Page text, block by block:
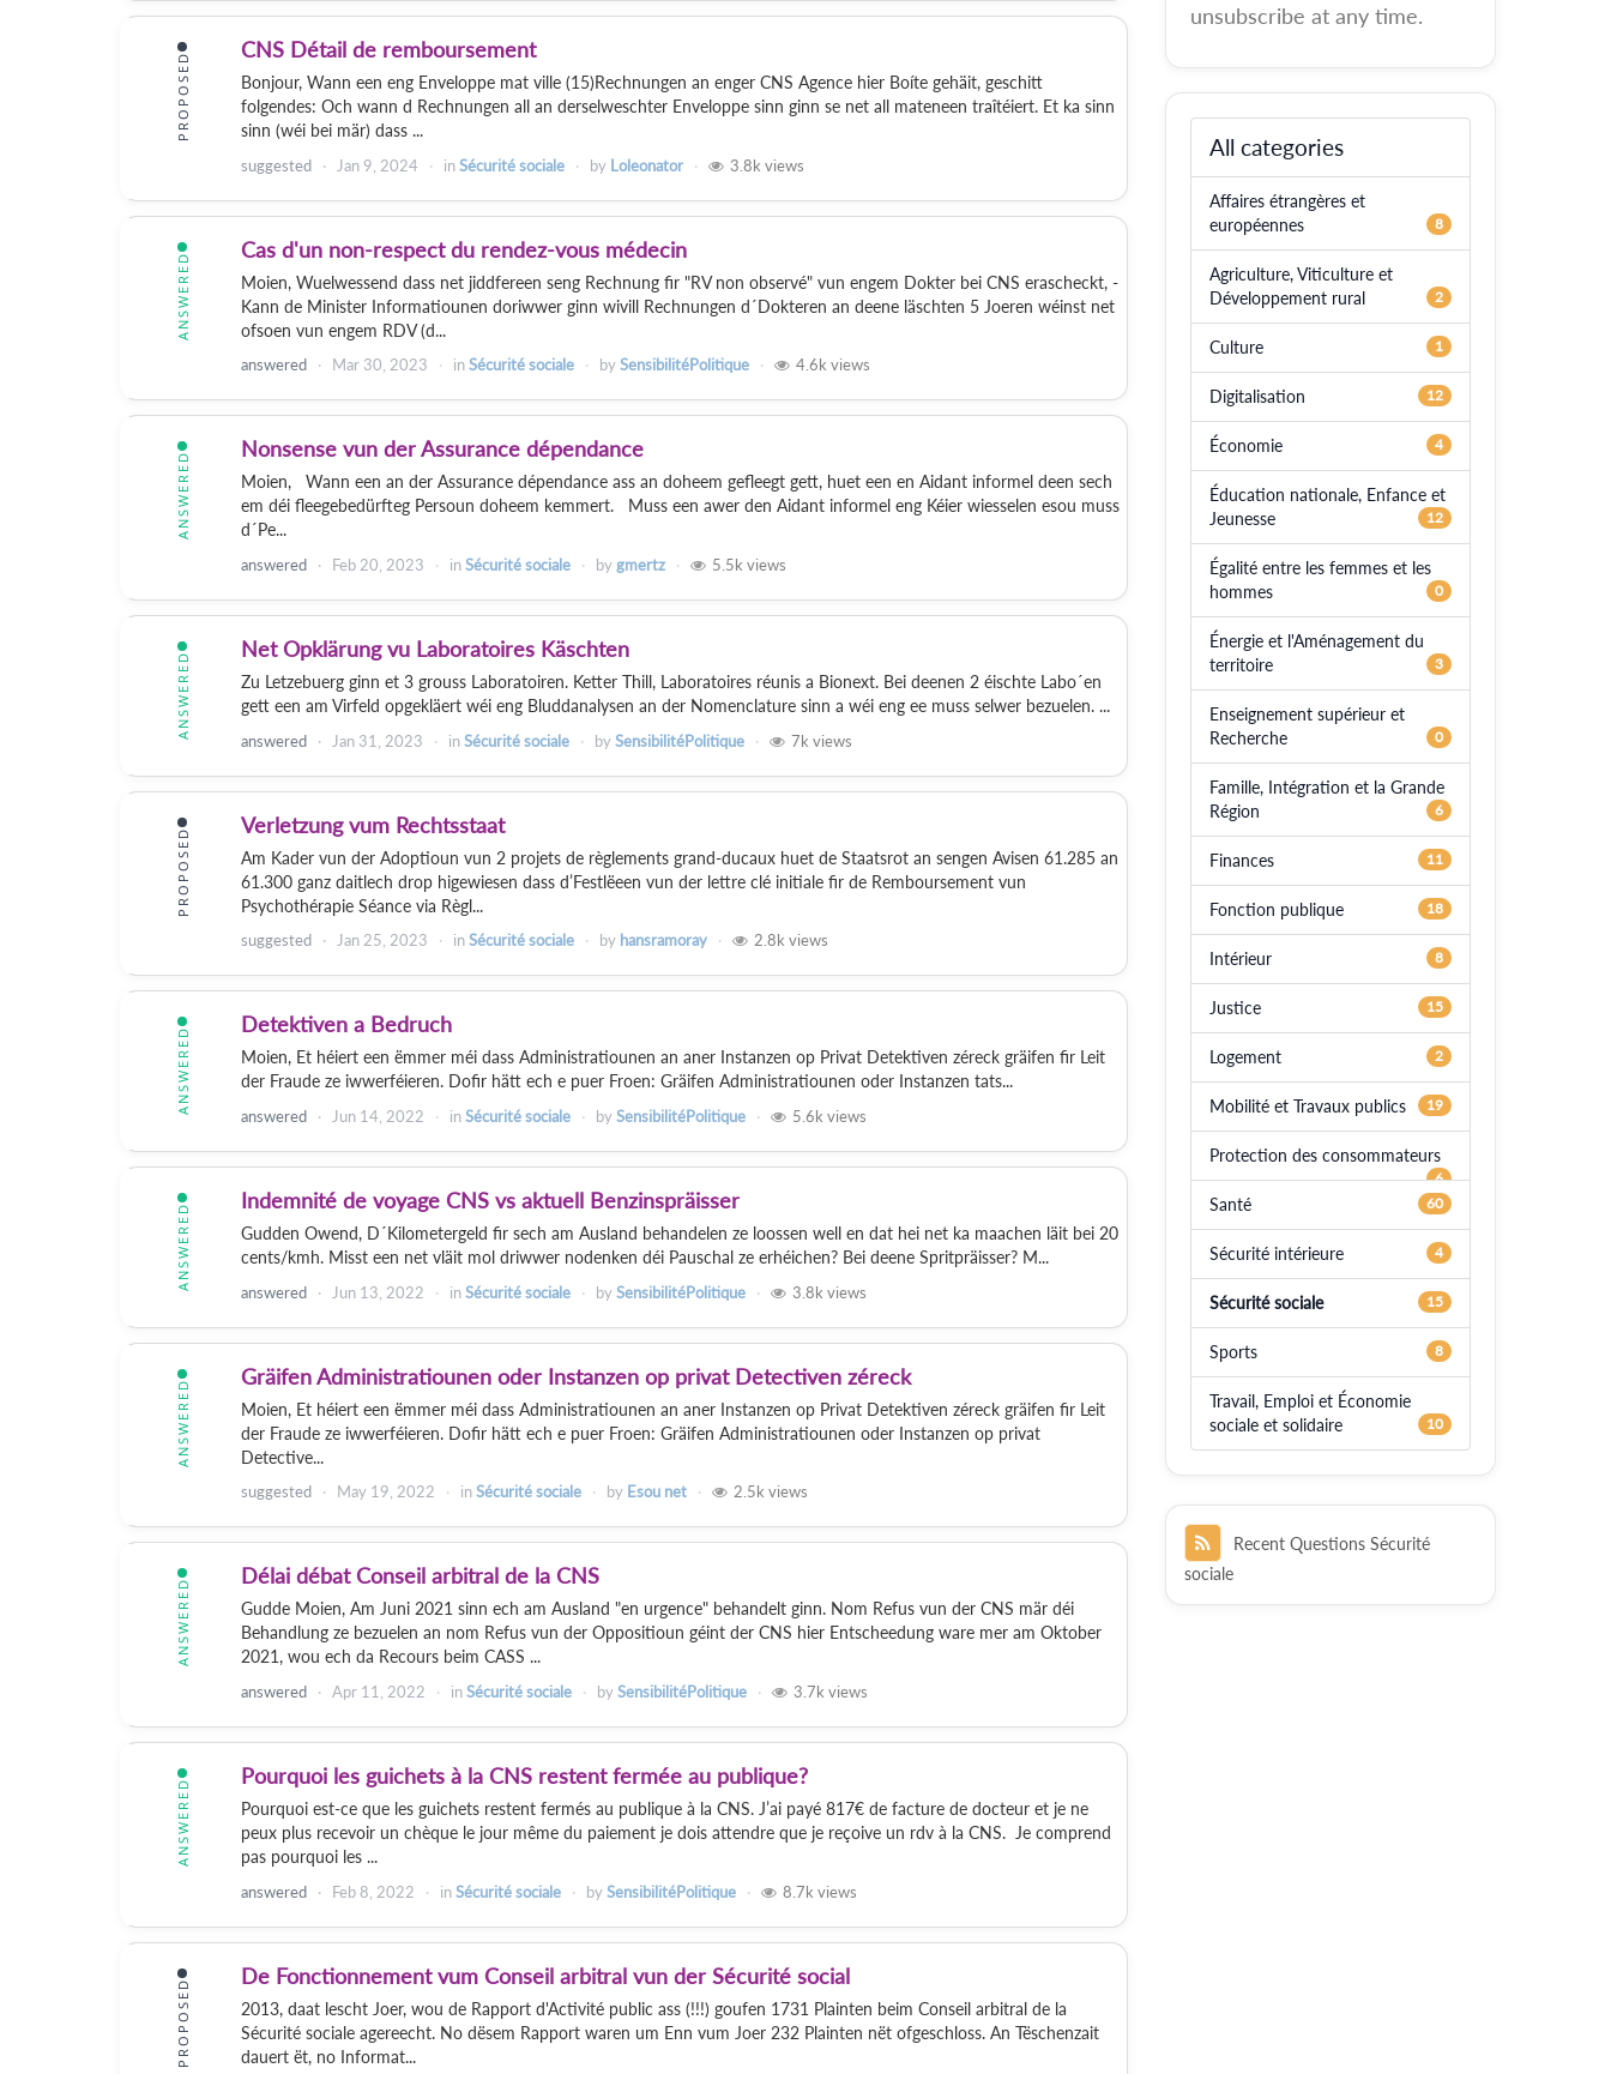
PROPOSED
CNS Détail de remboursement
Bonjour, Wann een eng Enveloppe mat ville (15)Rechnungen an enger CNS Agence hier Boíte gehäit, geschitt
folgendes: Och wann d Rechnungen all an derselweschter Enveloppe sinn ginn se net all mateneen traîtéiert. Et ka sinn
sinn (wéi bei mär) dass ...
suggested Jan 9, 2024 inSécurité sociale by Loleonator 3.8k views
ANSWERED
Cas d'un non-respect du rendez-vous médecin
Moien, Wuelwessend dass net jiddfereen seng Rechnung fir "RV non observé" vun engem Dokter bei CNS erascheckt, -
Kann de Minister Informatiounen doriwwer ginn wivill Rechnungen d´Dokteren an deene läschten 5 Joeren wéinst net
ofsoen vun engem RDV (d...
answered Mar 30, 2023 inSécurité sociale bySensibilitéPolitique 4.6k views
ANSWERED
Nonsense vun der Assurance dépendance
Moien, Wann een an der Assurance dépendance ass an doheem gefleegt gett, huet een en Aidant informel deen sech
em déi fleegebedürfteg Persoun doheem kemmert. Muss een awer den Aidant informel eng Kéier wiesselen esou muss
d´Pe...
answered Feb 20, 2023 inSécurité sociale bygmertz 5.5k views
ANSWERED
Net Opklärung vu Laboratoires Käschten
Zu Letzebuerg ginn et 3 grouss Laboratoiren. Ketter Thill, Laboratoires réunis a Bionext. Bei deenen 2 éischte Labo´en
gett een am Virfeld opgekläert wéi eng Bluddanalysen an der Nomenclature sinn a wéi eng ee muss selwer bezuelen. ...
answered Jan 31, 2023 inSécurité sociale bySensibilitéPolitique 7k views
PROPOSED
Verletzung vum Rechtsstaat
Am Kader vun der Adoptioun vun 2 projets de règlements grand-ducaux huet de Staatsrot an sengen Avisen 61.285 an
61.300 ganz daitlech drop higewiesen dass d’Festlëeen vun der lettre clé initiale fir de Remboursement vun
Psychothérapie Séance via Règl...
suggested Jan 25, 2023 inSécurité sociale by hansramoray 2.8k views
ANSWERED
Detektiven a Bedruch
Moien, Et héiert een ëmmer méi dass Administratiounen an aner Instanzen op Privat Detektiven zéreck gräifen fir Leit
der Fraude ze iwwerféieren. Dofir hätt ech e puer Froen: Gräifen Administratiounen oder Instanzen tats...
answered Jun 14, 2022 inSécurité sociale bySensibilitéPolitique 5.6k views
ANSWERED
Indemnité de voyage CNS vs aktuell Benzinspräisser
Gudden Owend, D´Kilometergeld fir sech am Ausland behandelen ze loossen well en dat hei net ka maachen läit bei 20
cents/kmh. Misst een net vläit mol driwwer nodenken déi Pauschal ze erhéichen? Bei deene Spritpräisser? M...
answered Jun 13, 2022 inSécurité sociale bySensibilitéPolitique 3.8k views
ANSWERED
Gräifen Administratiounen oder Instanzen op privat Detectiven zéreck
Moien, Et héiert een ëmmer méi dass Administratiounen an aner Instanzen op Privat Detektiven zéreck gräifen fir Leit
der Fraude ze iwwerféieren. Dofir hätt ech e puer Froen: Gräifen Administratiounen oder Instanzen op privat
Detective...
suggested May 19, 2022 inSécurité sociale by Esou net 2.5k views
ANSWERED
Délai débat Conseil arbitral de la CNS
Gudde Moien, Am Juni 2021 sinn ech am Ausland "en urgence" behandelt ginn. Nom Refus vun der CNS mär déi
Behandlung ze bezuelen an nom Refus vun der Oppositioun géint der CNS hier Entscheedung ware mer am Oktober
2021, wou ech da Recours beim CASS ...
answered Apr 11, 2022 inSécurité sociale bySensibilitéPolitique 3.7k views
ANSWERED
Pourquoi les guichets à la CNS restent fermée au publique?
Pourquoi est-ce que les guichets restent fermés au publique à la CNS. J’ai payé 817€ de facture de docteur et je ne
peux plus recevoir un chèque le jour même du paiement je dois attendre que je reçoive un rdv à la CNS. Je comprend
pas pourquoi les ...
answered Feb 8, 2022 inSécurité sociale bySensibilitéPolitique 8.7k views
PROPOSED
De Fonctionnement vum Conseil arbitral vun der Sécurité social
2013, daat lescht Joer, wou de Rapport d'Activité public ass (!!!) goufen 1731 Plainten beim Conseil arbitral de la
Sécurité sociale agereecht. No dësem Rapport waren um Enn vum Joer 232 Plainten nët ofgeschloss. An Tëschenzait
dauert ët, no Informat...
unsubscribe at any time.
All categories
Affaires étrangères et
européennes
8
Agriculture, Viticulture et
Développement rural
2
Culture 1
Digitalisation 12
Économie 4
Éducation nationale, Enfance et
Jeunesse
12
Égalité entre les femmes et les
hommes
0
Énergie et l'Aménagement du
territoire
3
Enseignement supérieur et
Recherche
0
Famille, Intégration et la Grande
Région
6
Finances 11
Fonction publique 18
Intérieur 8
Justice 15
Logement 2
Mobilité et Travaux publics 19
Protection des consommateurs
6
Santé 60
Sécurité intérieure 4
Sécurité sociale 15
Sports 8
Travail, Emploi et Économie
sociale et solidaire
10
Recent Questions Sécurité
sociale